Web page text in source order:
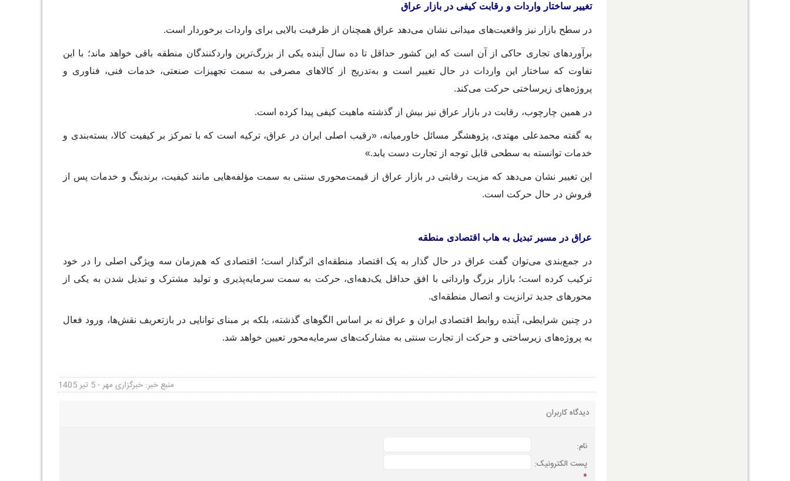
تغییر ساختار واردات و رقابت کیفی در بازار عراق
در سطح بازار نیز واقعیت‌های میدانی نشان می‌دهد عراق همچنان از ظرفیت بالایی برای واردات برخوردار است.
برآوردهای تجاری حاکی از آن است که این کشور حداقل تا ده سال آینده یکی از بزرگ‌ترین واردکنندگان منطقه باقی خواهد ماند؛ با این
تفاوت که ساختار این واردات در حال تغییر است و به‌تدریج از کالاهای مصرفی به سمت تجهیزات صنعتی، خدمات فنی، فناوری و
پروژه‌های زیرساختی حرکت می‌کند.
در همین چارچوب، رقابت در بازار عراق نیز بیش از گذشته ماهیت کیفی پیدا کرده است.
به گفته محمدعلی مهتدی، پژوهشگر مسائل خاورمیانه، «رقیب اصلی ایران در عراق، ترکیه است که با تمرکز بر کیفیت کالا، بسته‌بندی و
خدمات توانسته به سطحی قابل توجه از تجارت دست یابد.»
این تغییر نشان می‌دهد که مزیت رقابتی در بازار عراق از قیمت‌محوری سنتی به سمت مؤلفه‌هایی مانند کیفیت، برندینگ و خدمات پس از
فروش در حال حرکت است.
عراق در مسیر تبدیل به هاب اقتصادی منطقه
در جمع‌بندی می‌توان گفت عراق در حال گذار به یک اقتصاد منطقه‌ای اثرگذار است؛ اقتصادی که هم‌زمان سه ویژگی اصلی را در خود
ترکیب کرده است؛ بازار بزرگ وارداتی با افق حداقل یک‌دهه‌ای، حرکت به سمت سرمایه‌پذیری و تولید مشترک و تبدیل شدن به یکی از
محورهای جدید ترانزیت و اتصال منطقه‌ای.
در چنین شرایطی، آینده روابط اقتصادی ایران و عراق نه بر اساس الگوهای گذشته، بلکه بر مبنای توانایی در بازتعریف نقش‌ها، ورود فعال
به پروژه‌های زیرساختی و حرکت از تجارت سنتی به مشارکت‌های سرمایه‌محور تعیین خواهد شد.
منبع خبر: خبرگزاری مهر - 5 تیر 1405
دیدگاه کاربران
نام:
پست الکترونیک:
*